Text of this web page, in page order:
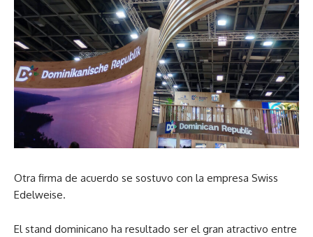
Otra firma de acuerdo se sostuvo con la empresa Swiss
Edelweise.
El stand dominicano ha resultado ser el gran atractivo entre